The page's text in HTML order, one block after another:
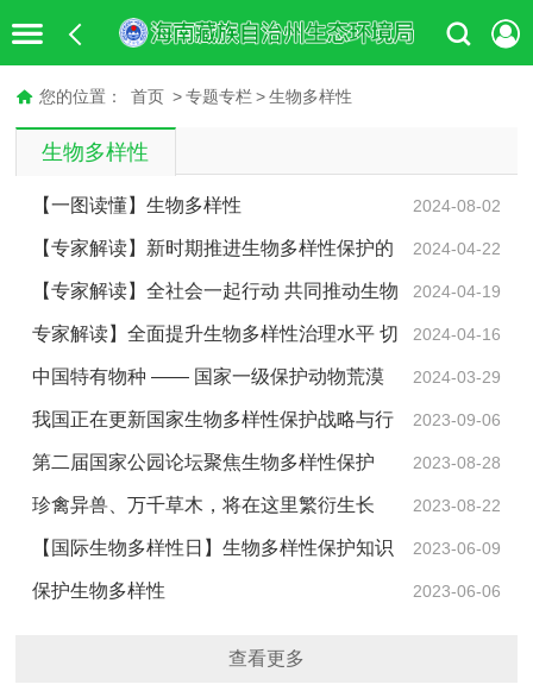
您的位置： 首页 > 专题专栏 > 生物多样性
生物多样性
2024-08-02
【一图读懂】生物多样性
2024-04-22
【专家解读】新时期推进生物多样性保护的
目标与关键行动 2024-04-19
【专家解读】全社会一起行动 共同推动生物
多样性主流化 2024-04-16
专家解读】全面提升生物多样性治理水平 切
实支撑人与自然和谐共生的现代化建设 2024-03-29
中国特有物种 —— 国家一级保护动物荒漠
猫现身青海省同德县 2023-09-06
我国正在更新国家生物多样性保护战略与行
动计划（新华社） 2023-08-28
第二届国家公园论坛聚焦生物多样性保护
2023-08-22
珍禽异兽、万千草木，将在这里繁衍生长
——国家公园空间布局里的生物多样性保护 2023-06-09
【国际生物多样性日】生物多样性保护知识
知多少 2023-06-06
保护生物多样性
查看更多